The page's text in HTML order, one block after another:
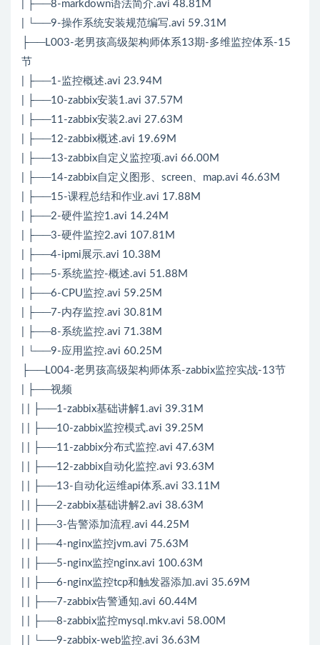
| ├──8-markdown语法简介.avi 48.81M
| └──9-操作系统安装规范编写.avi 59.31M
├──L003-老男孩高级架构师体系13期-多维监控体系-15
节
| ├──1-监控概述.avi 23.94M
| ├──10-zabbix安装1.avi 37.57M
| ├──11-zabbix安装2.avi 27.63M
| ├──12-zabbix概述.avi 19.69M
| ├──13-zabbix自定义监控项.avi 66.00M
| ├──14-zabbix自定义图形、screen、map.avi 46.63M
| ├──15-课程总结和作业.avi 17.88M
| ├──2-硬件监控1.avi 14.24M
| ├──3-硬件监控2.avi 107.81M
| ├──4-ipmi展示.avi 10.38M
| ├──5-系统监控-概述.avi 51.88M
| ├──6-CPU监控.avi 59.25M
| ├──7-内存监控.avi 30.81M
| ├──8-系统监控.avi 71.38M
| └──9-应用监控.avi 60.25M
├──L004-老男孩高级架构师体系-zabbix监控实战-13节
| ├──视频
| | ├──1-zabbix基础讲解1.avi 39.31M
| | ├──10-zabbix监控模式.avi 39.25M
| | ├──11-zabbix分布式监控.avi 47.63M
| | ├──12-zabbix自动化监控.avi 93.63M
| | ├──13-自动化运维api体系.avi 33.11M
| | ├──2-zabbix基础讲解2.avi 38.63M
| | ├──3-告警添加流程.avi 44.25M
| | ├──4-nginx监控jvm.avi 75.63M
| | ├──5-nginx监控nginx.avi 100.63M
| | ├──6-nginx监控tcp和触发器添加.avi 35.69M
| | ├──7-zabbix告警通知.avi 60.44M
| | ├──8-zabbix监控mysql.mkv.avi 58.00M
| | └──9-zabbix-web监控.avi 36.63M